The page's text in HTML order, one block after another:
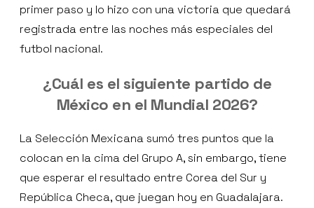
primer paso y lo hizo con una victoria que quedará
registrada entre las noches más especiales del
futbol nacional.
¿Cuál es el siguiente partido de
México en el Mundial 2026?
La Selección Mexicana sumó tres puntos que la
colocan en la cima del Grupo A, sin embargo, tiene
que esperar el resultado entre Corea del Sur y
República Checa, que juegan hoy en Guadalajara.